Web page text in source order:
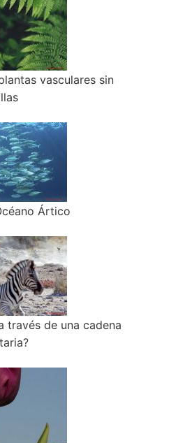
vasculares sin
Ártico
través de una cadena